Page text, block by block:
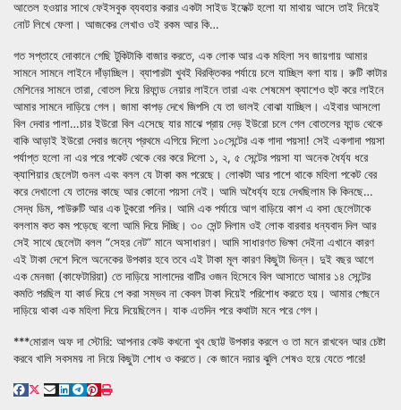
আতেল হওয়ার সাথে ফেইসবুক ব্যবহার করার একটা সাইড ইফেক্ট হলো যা মাথায় আসে তাই নিয়েই
নোট লিখে ফেলা। আজকের লেখাও ওই রকম আর কি…
গত সপ্তাহে দোকানে গেছি টুকিটাকি বাজার করতে, এক লোক আর এক মহিলা সব জায়গায় আমার
সামনে সামনে লাইনে দাঁড়াচ্ছিল। ব্যাপারটা খুবই বিরক্তিকর পর্যায়ে চলে যাচ্ছিল বলা যায়। রুটি কাটার
মেশিনের সামনে তারা, বোতল দিয়ে রিফান্ড নেয়ার লাইনে তারা এবং শেষমেশ ক্যাশেও হুট করে লাইনে
আমার সামনে দাড়িয়ে গেল। জামা কাপড় দেখে জিপসি যে তা ভালই বোঝা যাচ্ছিল। এইবার আসলো
বিল দেবার পালা…চার ইউরো বিল এসেছে যার মাঝে প্রায় দেড় ইউরো চলে গেল বোতলের ফান্ড থেকে
বাকি আড়াই ইউরো দেবার জন্যে প্রথমে এগিয়ে দিলো ১০সেন্টের এক গাদা পয়সা! সেই একগাদা পয়সা
পর্যাপ্ত হলো না এর পরে পকেট থেকে বের করে দিলো ১, ২, ৫ সেন্টের পয়সা যা অনেক ধৈর্য্য ধরে
ক্যাশিয়ার ছেলেটা গুনল এবং বলল যে টাকা কম পরেছে। লোকটা আর পাশে থাকে মহিলা পকেট বের
করে দেখালো যে তাদের কাছে আর কোনো পয়সা নেই। আমি অধৈর্য্য হয়ে দেখছিলাম কি কিনছে…
সেদ্ধ ডিম, পাউরুটি আর এক টুকরো পনির। আমি এক পর্যায়ে আগ বাড়িয়ে কাশ এ বসা ছেলেটাকে
বললাম কত কম পড়েছে বলো আমি দিয়ে দিচ্ছি। ৩০ সেন্ট দিলাম ওই লোক বারবার ধন্যবাদ দিল আর
সেই সাথে ছেলেটা বলল “সেহর নেট” মানে অসাধারণ। আমি সাধারণত ভিক্ষা দেইনা এখানে কারণ
এই টাকা দেশে দিলে অনেকের উপকার হবে তবে এই টাকা মূল কারণ কিছুটা ভিন্ন। দুই বছর আগে
এক মেনজা (কাফেটারিয়া) তে দাড়িয়ে সালাদের বাটির ওজন হিসেবে বিল আসাতে আমার ১৪ সেন্টের
কমতি পরছিল যা কার্ড দিয়ে পে করা সম্ভব না কেবল টাকা দিয়েই পরিশোধ করতে হয়। আমার পেছনে
দাড়িয়ে থাকা এক মহিলা দিয়ে দিয়েছিলেন। যাক এতদিন পরে কথাটা মনে পরে গেল।
***মোরাল অফ দা স্টোরি: আপনার কেউ কখনো খুব ছোট্ট উপকার করলে ও তা মনে রাখবেন আর চেষ্টা
করবে খালি সবসময় না নিয়ে কিছুটা শোধ ও করতে। কে জানে দয়ার ঝুলি শেষও হয়ে যেতে পারে!